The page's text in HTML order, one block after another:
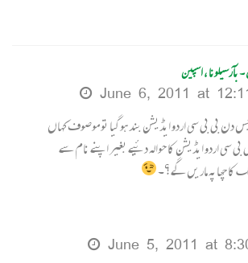
بآرسیلونا ، اسپین
June 6, 2011 at
دن بی بی سی اردو ایڈیشن بند ہوگیا تو موصوف کہاں
سی اردو ایڈیشن کا حوالہ دئیے بغیر اپنے نام سے
کا چھاپہ ماریں گے؟۔
June 5, 2011 at